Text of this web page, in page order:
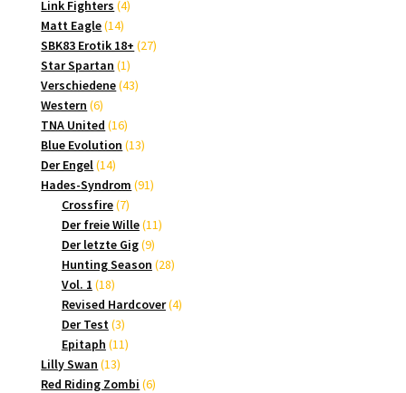
Link Fighters 44
Matt Eagle 1414
Produkte
SBK83 Erotik 18+ 2727
Star Spartan 11
Produkt
Verschiedene 4343
Western 66
Produkte
TNA United 1616
Produkte
Blue Evolution 1313
Der Engel 1414
Produkte
Hades-Syndrom 9191
Crossfire 77
Produkte
Der freie Wille 1111
Der letzte Gig 99
Produkte
Hunting Season 2828
Vol. 1 1818
Produkte
Revised Hardcover 44
Der Test 33
Produkte
Epitaph 1111
Lilly Swan 1313
Produkte
Red Riding Zombi 66